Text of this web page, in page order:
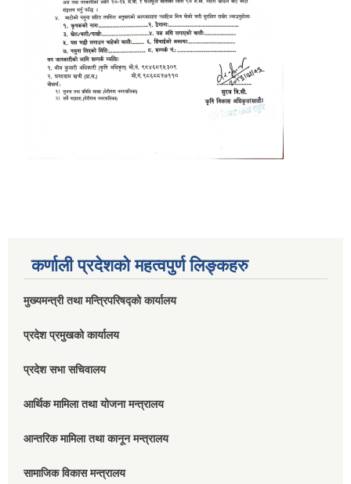
कर्णाली प्रदेशको महत्वपुर्ण लिङ्कहरु
मुख्यमन्त्री तथा मन्त्रिपरिषद्को कार्यालय
प्रदेश प्रमुखको कार्यालय
प्रदेश सभा सचिवालय
आर्थिक मामिला तथा योजना मन्त्रालय
आन्तरिक मामिला तथा कानून मन्त्रालय
सामाजिक विकास मन्त्रालय